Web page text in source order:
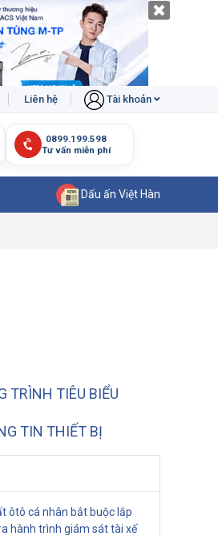
Liên hệ Tài khoản
Dấu ấn Việt Hàn
TRÌNH TIÊU BIỂU
TIN THIẾT BỊ
ôtô cá nhân bắt buộc lắp
hành trình giám sát tài xế